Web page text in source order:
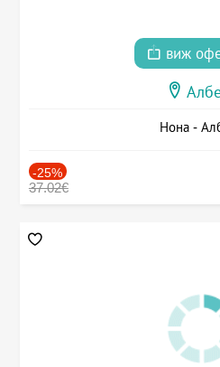
виж
Нона -
-25%
37.02€